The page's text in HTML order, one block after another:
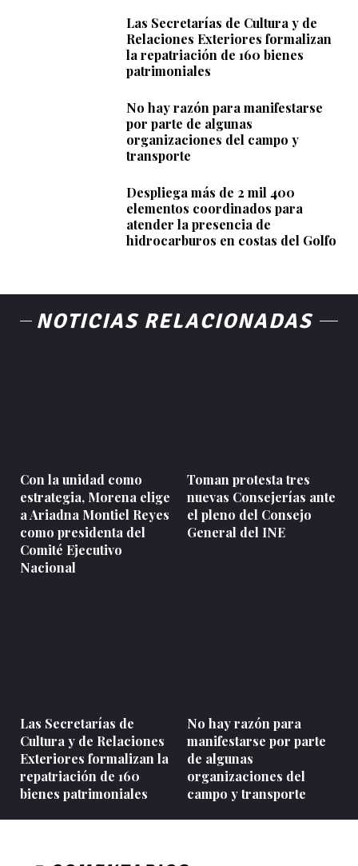
Las Secretarías de Cultura y de
Relaciones Exteriores formalizan
la repatriación de 160 bienes
patrimoniales
No hay razón para manifestarse
por parte de algunas
organizaciones del campo y
transporte
Despliega más de 2 mil 400
elementos coordinados para
atender la presencia de
hidrocarburos en costas del Golfo
NOTICIAS RELACIONADAS
Con la unidad como
estrategia, Morena elige
a Ariadna Montiel Reyes
como presidenta del
Comité Ejecutivo
Nacional
Toman protesta tres
nuevas Consejerías ante
el pleno del Consejo
General del INE
Las Secretarías de
Cultura y de Relaciones
Exteriores formalizan la
repatriación de 160
bienes patrimoniales
No hay razón para
manifestarse por parte
de algunas
organizaciones del
campo y transporte